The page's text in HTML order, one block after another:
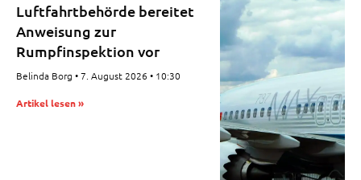
Luftfahrtbehörde bereitet
Anweisung zur
Rumpfinspektion vor
Belinda Borg 7. August 2026 10:30
Artikel lesen »